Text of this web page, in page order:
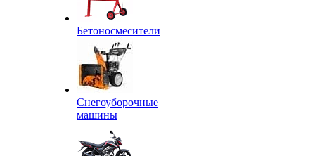
Бетоносмесители
Снегоуборочные
машины